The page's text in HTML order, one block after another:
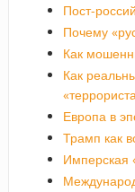
Пост-
Почему
Как
Как
Европа в
Трамп как
Имперская